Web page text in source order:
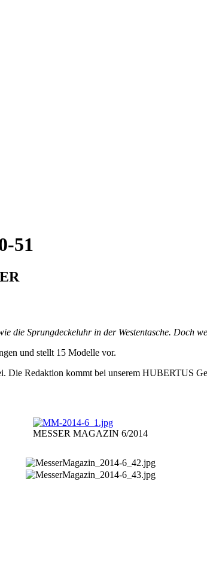
51
die Sprungdeckeluhr in der Westentasche. Doch
und stellt 15 Modelle vor.
Die Redaktion kommt bei unserem HUBERTUS
MESSER MAGAZIN 6/2014